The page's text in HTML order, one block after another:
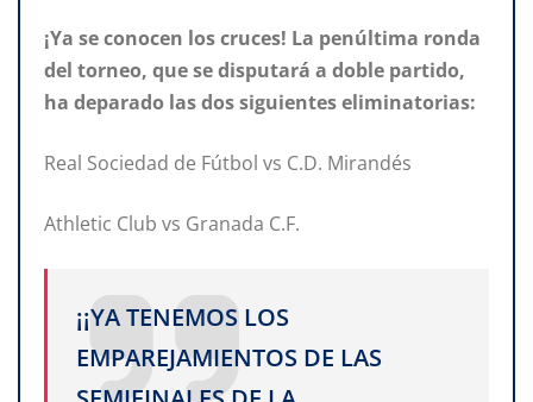
¡Ya se conocen los cruces! La penúltima ronda
del torneo, que se disputará a doble partido,
ha deparado las dos siguientes eliminatorias:
Real Sociedad de Fútbol vs C.D. Mirandés
Athletic Club vs Granada C.F.
¡¡YA TENEMOS LOS
EMPAREJAMIENTOS DE LAS